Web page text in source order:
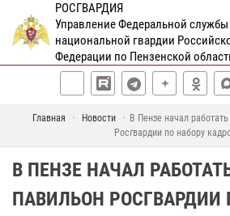
РОСГВАРДИЯ
Управление Федеральной
национальной гвардии
Федерации по Пензенской
Главная Новости
В Пензе начал
Росгвардии по набору
В ПЕНЗЕ НАЧАЛ
ПАВИЛЬОН РОСГВАРДИИ